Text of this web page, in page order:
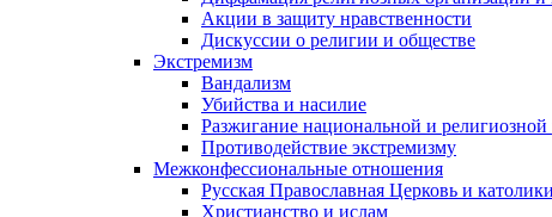
Акции в защиту нравственности
Дискуссии о религии и обществе
Экстремизм
Вандализм
Убийства и насилие
Разжигание национальной и
Противодействие экстремизму
Межконфессиональные отношения
Русская Православная Церковь и католики
Христианство и ислам